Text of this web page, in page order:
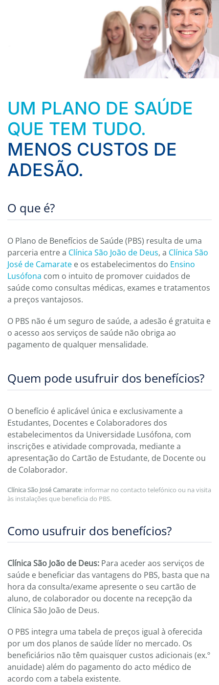
Saltar para o conteúdo principal
UM PLANO DE SAÚDE
QUE TEM TUDO.
MENOS CUSTOS DE
ADESÃO.
O que é?
O Plano de Benefícios de Saúde (PBS) resulta de uma
parceria entre a Clínica São João de Deus, a Clínica São
José de Camarate e os estabelecimentos do Ensino
Lusófona com o intuito de promover cuidados de
saúde como consultas médicas, exames e tratamentos
a preços vantajosos.
O PBS não é um seguro de saúde, a adesão é gratuita e
o acesso aos serviços de saúde não obriga ao
pagamento de qualquer mensalidade.
Quem pode usufruir dos benefícios?
O benefício é aplicável única e exclusivamente a
Estudantes, Docentes e Colaboradores dos
estabelecimentos da Universidade Lusófona, com
inscrições e atividade comprovada, mediante a
apresentação do Cartão de Estudante, de Docente ou
de Colaborador.
Clínica São José Camarate: informar no contacto telefónico ou na visita
às instalações que beneficia do PBS.
Como usufruir dos benefícios?
Clínica São João de Deus: Para aceder aos serviços de
saúde e beneficiar das vantagens do PBS, basta que na
hora da consulta/exame apresente o seu cartão de
aluno, de colaborador ou docente na recepção da
Clínica São João de Deus.
O PBS integra uma tabela de preços igual à oferecida
por um dos planos de saúde líder no mercado. Os
beneficiários não têm quaisquer custos adicionais (ex.º
anuidade) além do pagamento do acto médico de
acordo com a tabela existente.